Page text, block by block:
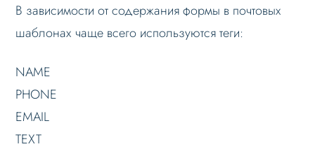
В зависимости от содержания формы в почтовых
шаблонах чаще всего используются теги:
NAME
PHONE
EMAIL
TEXT